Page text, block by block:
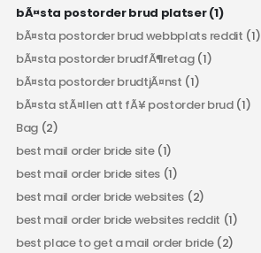
bÃ¤sta postorder brud platser(1)
bÃ¤sta postorder brud webbplats reddit (1)
bÃ¤sta postorder brudfÃ¶retag(1)
bÃ¤sta postorder brudtjÃ¤nst (1)
bÃ¤sta stÃ¤llen att fÃ¥ postorder brud(1)
Bag(2)
best mail order bride site(1)
best mail order bride sites (1)
best mail order bride websites (2)
best mail order bride websites reddit (1)
best place to get a mail order bride(2)